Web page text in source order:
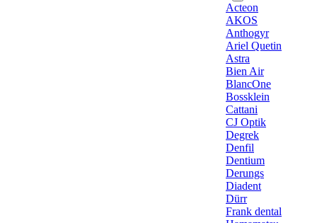
Acteon
AKOS
Anthogyr
Ariel Quetin
Astra
Bien Air
BlancOne
Bossklein
Cattani
CJ Optik
Degrek
Denfil
Dentium
Derungs
Diadent
Dürr
Frank dental